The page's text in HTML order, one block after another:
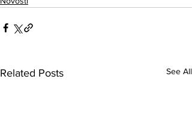
Related Posts See All